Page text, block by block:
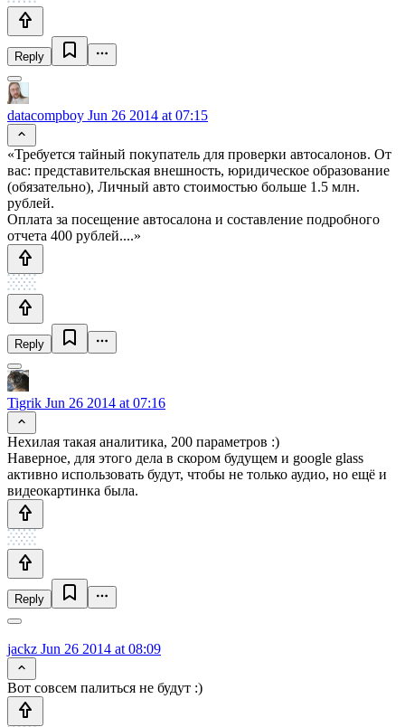
Reply
datacompboy Jun 26 2014 at 07:15
«Требуется тайный покупатель для проверки автосалонов. От
вас: представительская внешность, юридическое образование
(обязательно), Личный авто стоимостью больше 1.5 млн.
рублей.
Оплата за посещение автосалона и составление подробного
отчета 400 рублей....»
Reply
Tigrik Jun 26 2014 at 07:16
Нехилая такая аналитика, 200 параметров :)
Наверное, для этого дела в скором будущем и google glass
активно использовать будут, чтобы не только аудио, но ещё и
видеокартинка была.
Reply
jackz Jun 26 2014 at 08:09
Вот совсем палиться не будут :)